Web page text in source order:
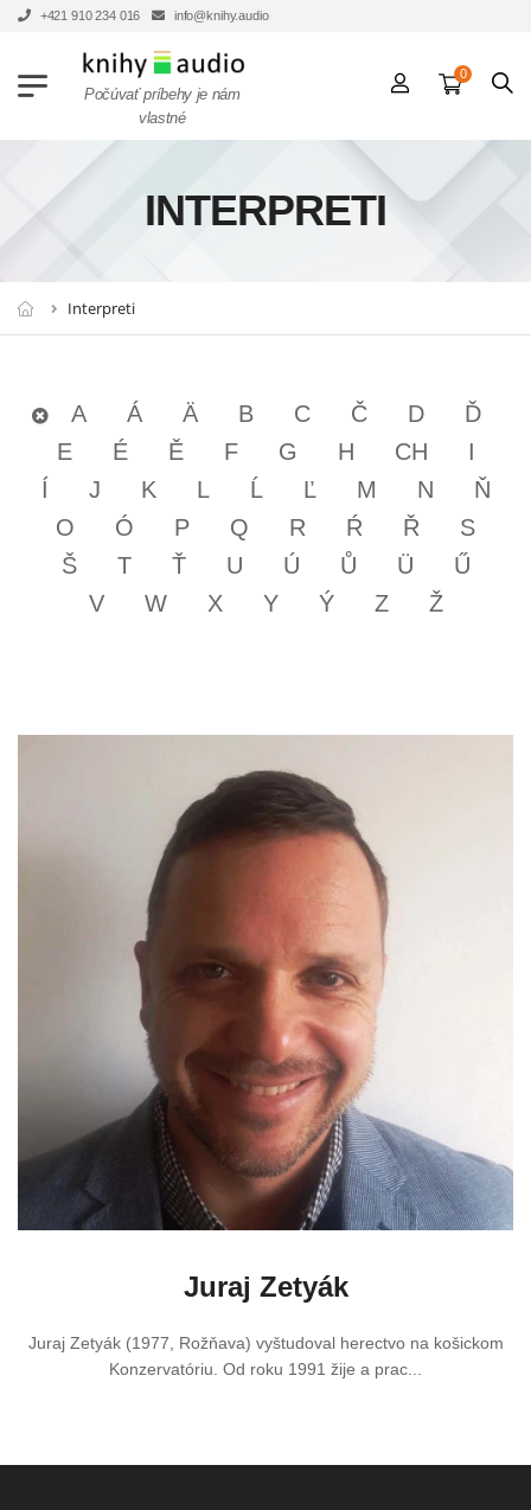
+421 910 234 016 info@knihy.audio
Počúvať príbehy je nám
vlastné
0
INTERPRETI
Interpreti
A Á Ä B C Č D
Ď
E
É Ě F G H CH
I
Í
J K L Ĺ Ľ M N
Ň
O
Ó P Q R Ŕ Ř
S
Š
T Ť U Ú Ů Ü
Ű
V
W X Y Ý Z Ž
Juraj Zetyák
Juraj Zetyák (1977, Rožňava) vyštudoval herectvo na košickom
Konzervatóriu. Od roku 1991 žije a prac...